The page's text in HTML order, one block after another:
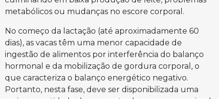
metabólicos ou mudanças no escore corporal.
No começo da lactação (até aproximadamente 60
dias), as vacas têm uma menor capacidade de
ingestão de alimentos por interferência do balanço
hormonal e da mobilização de gordura corporal, o
que caracteriza o balanço energético negativo.
Portanto, nesta fase, deve ser disponibilizada uma